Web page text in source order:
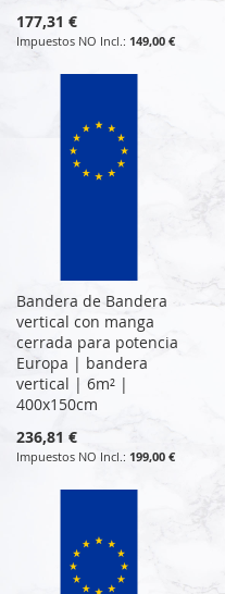
177,31 €
149,00 €
Bandera de Bandera
vertical con manga
cerrada para potencia
Europa | bandera
vertical | 6m² |
400x150cm
236,81 €
199,00 €